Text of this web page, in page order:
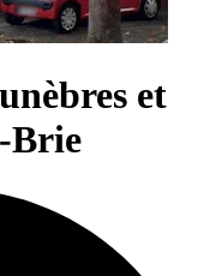
et
Brie